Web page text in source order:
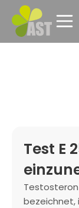
Test E
Testosteron
bezeichnet,